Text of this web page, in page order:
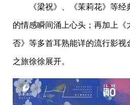
《梁祝》、《茉莉花》等经
的情感瞬间涌上心头；再加上
否》等多首耳熟能详的流行影
之旅徐徐展开。